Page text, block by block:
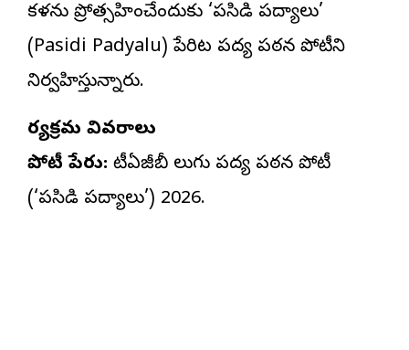
కళను ప్రోత్సహించేందుకు ‘పసిడి పద్యాలు’
(Pasidi Padyalu) పేరిట పద్య పఠన పోటీని
నిర్వహిస్తున్నారు.
కార్యక్రమ వివరాలు
పోటీ పేరు: టీఏజీబీ తెలుగు పద్య పఠన పోటీ
(‘పసిడి పద్యాలు’) 2026.